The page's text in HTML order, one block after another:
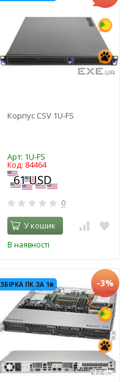
Корпус CSV 1U-FS
Арт: 1U-FS
Код: 84464
0
У кошик
В наявності
ЗБІРКА ПК ЗА 1₴ -3%